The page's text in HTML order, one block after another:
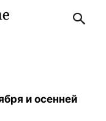
и осенней